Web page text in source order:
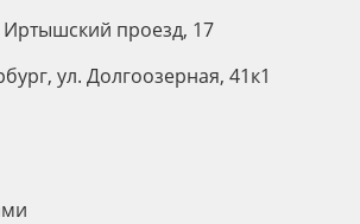
Иртышский проезд, 17
ул. Долгоозерная, 41к1